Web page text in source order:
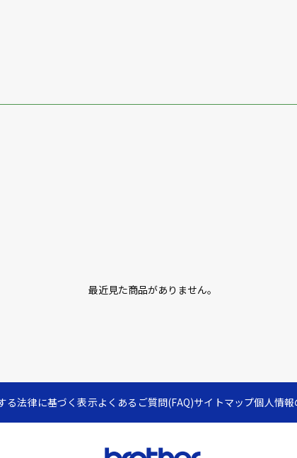
最近見た商品がありません。
る法律に基づく表示よくあるご質問(FAQ)サイトマップ個人情報